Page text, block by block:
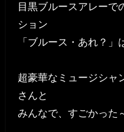
目黒ブルースアレーで
ション
「ブルース・あれ？」
超豪華なミュージシャ
さんと
みんなで、すごかった